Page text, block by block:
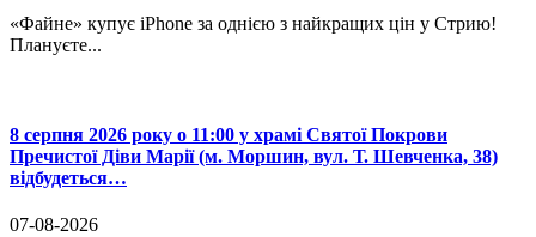
«Файне» купує iPhone за однією з найкращих цін у Стрию!
Плануєте...
8 серпня 2026 року о 11:00 у храмі Святої Покрови
Пречистої Діви Марії (м. Моршин, вул. Т. Шевченка, 38)
відбудеться…
07-08-2026